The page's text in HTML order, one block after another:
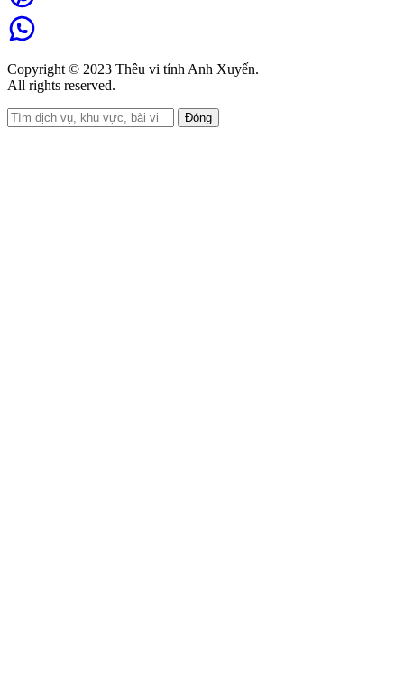
Copyright © 2023 Thêu vi tính Anh Xuyến.
All rights reserved.
Đóng